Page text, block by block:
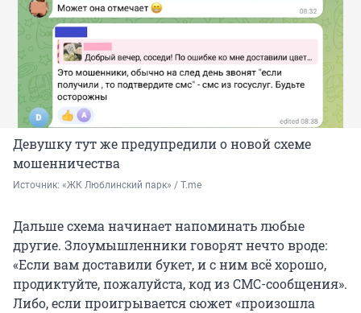
Девушку тут же предупредили о новой схеме
мошенничества
Источник: «ЖК Люблинский парк» / T.me
Дальше схема начинает напоминать любые
другие. Злоумышленники говорят нечто вроде:
«Если вам доставили букет, и с ним всё хорошо,
продиктуйте, пожалуйста, код из СМС-сообщения».
Либо, если проигрывается сюжет «произошла